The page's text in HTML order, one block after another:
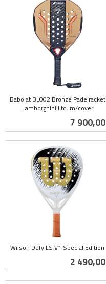
Babolat BL002 Bronze Padelracket
Lamborghini Ltd. m/cover
Pris
7 900,00
Wilson Defy LS V1 Special Edition
Pris
2 490,00